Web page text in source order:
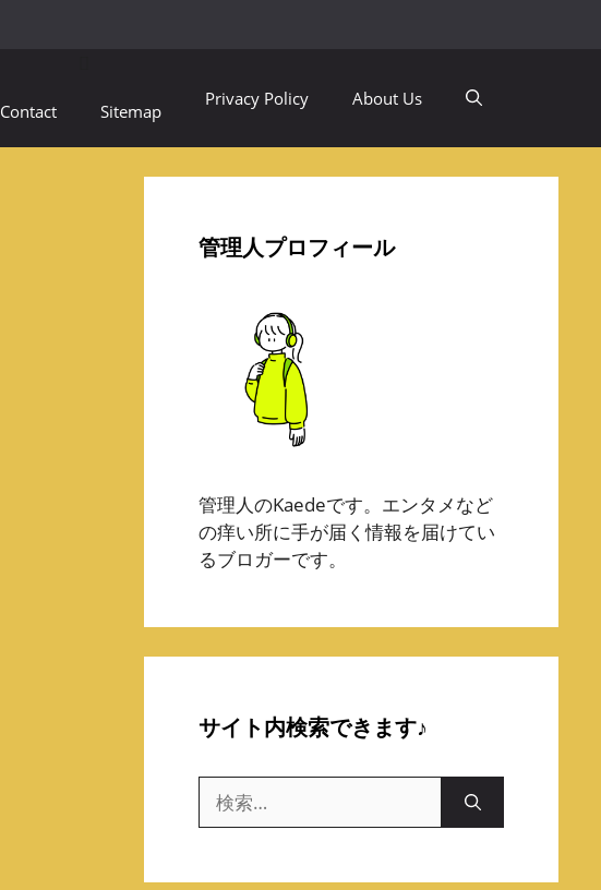
Contact Sitemap
Privacy Policy About Us
管理人プロフィール
管理人のKaedeです。エンタメなど
の痒い所に手が届く情報を届けてい
るブロガーです。
サイト内検索できます♪
索: